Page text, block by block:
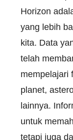
Horizon
yang lebih
kita. Data
telah
mempelajari
planet,
lainnya.
untuk
tetapi juga